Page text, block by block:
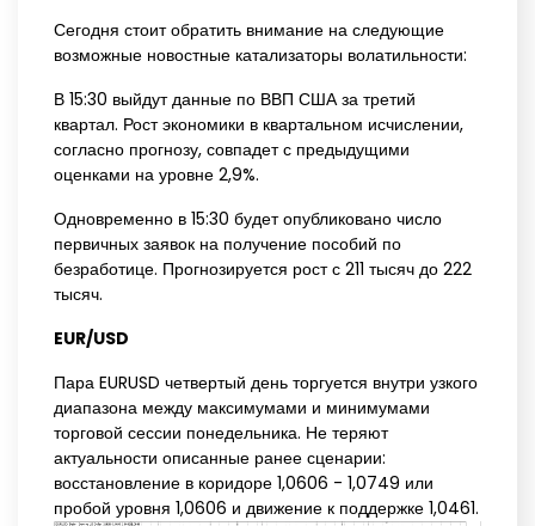
Сегодня стоит обратить внимание на следующие
возможные новостные катализаторы волатильности:
В 15:30 выйдут данные по ВВП США за третий
квартал. Рост экономики в квартальном исчислении,
согласно прогнозу, совпадет с предыдущими
оценками на уровне 2,9%.
Одновременно в 15:30 будет опубликовано число
первичных заявок на получение пособий по
безработице. Прогнозируется рост с 211 тысяч до 222
тысяч.
EUR/USD
Пара EURUSD четвертый день торгуется внутри узкого
диапазона между максимумами и минимумами
торговой сессии понедельника. Не теряют
актуальности описанные ранее сценарии:
восстановление в коридоре 1,0606 - 1,0749 или
пробой уровня 1,0606 и движение к поддержке 1,0461.